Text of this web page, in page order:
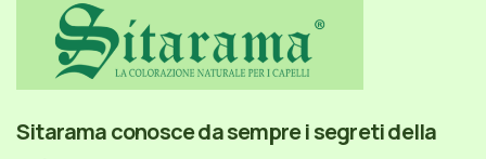
Sitarama conosce da sempre i segreti della